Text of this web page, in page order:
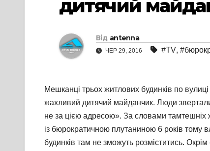
дитячий
Від antenna
ЧЕР 29, 2016 #TV,
Мешканці трьох житлових будинків по
жахливий дитячий майданчик. Люди
не за цією адресою». За словами тамтешніх
із бюрократичною плутаниною 6 років тому
будинків там не зможуть розміститись.